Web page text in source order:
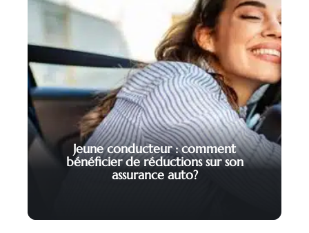
Jeune conducteur : comment
bénéficier de réductions sur son
assurance auto?